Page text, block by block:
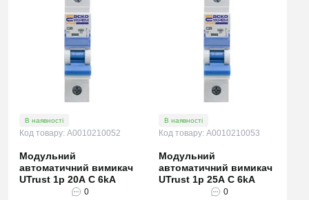
В наявності
Код товару: A0010210052
Модульний
автоматичний вимикач
UTrust 1р 20А С 6kА
0
В наявності
Код товару: A0010210053
Модульний
автоматичний вимикач
UTrust 1р 25А С 6kА
0